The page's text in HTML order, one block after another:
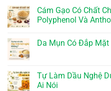
Cám Gạo Có Chất
Polyphenol Và
Da Mụn Có Đắp
Tự Làm Dầu Nghệ
Ai Nói